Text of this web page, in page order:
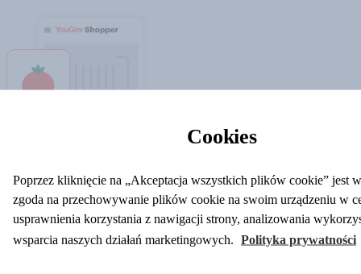
Cookies
Poprzez kliknięcie na „Akceptacja wszystkich plików cookie” jest
zgoda na przechowywanie plików cookie na swoim urządzeniu w
usprawnienia korzystania z nawigacji strony, analizowania
wsparcia naszych działań marketingowych.
Polityka prywatności